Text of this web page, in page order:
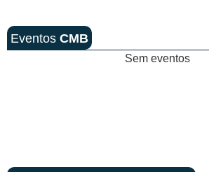
Eventos CMB
Sem eventos